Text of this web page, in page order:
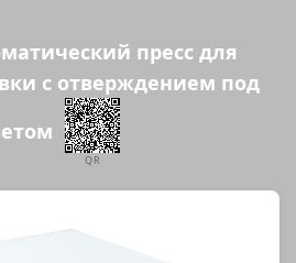
пресс для
с отверждением под
QR